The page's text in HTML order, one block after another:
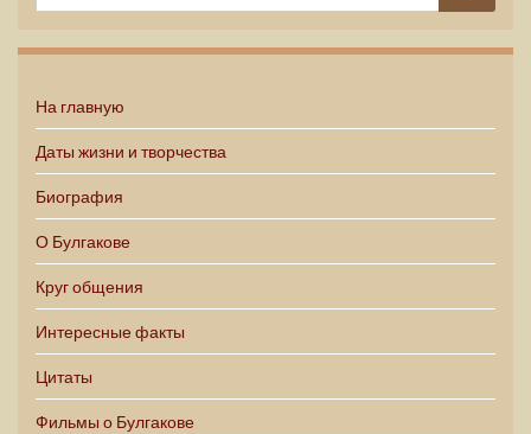
На главную
Даты жизни и творчества
Биография
О Булгакове
Круг общения
Интересные факты
Цитаты
Фильмы о Булгакове